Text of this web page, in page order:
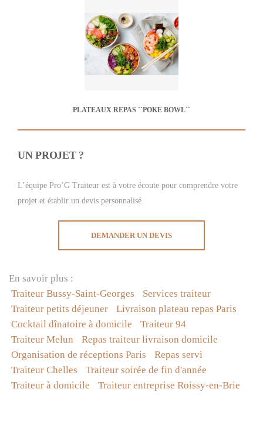
PLATEAUX REPAS ``POKE BOWL``
UN PROJET ?
L’équipe Pro’G Traiteur est à votre écoute pour comprendre votre
projet et établir un devis personnalisé.
DEMANDER UN DEVIS
En savoir plus :
Traiteur Bussy-Saint-Georges
Services traiteur
Traiteur petits déjeuner
Livraison plateau repas Paris
Cocktail dînatoire à domicile
Traiteur 94
Traiteur Melun
Repas traiteur livraison domicile
Organisation de réceptions Paris
Repas servi
Traiteur Chelles
Traiteur soirée de fin d'année
Traiteur à domicile
Traiteur entreprise Roissy-en-Brie